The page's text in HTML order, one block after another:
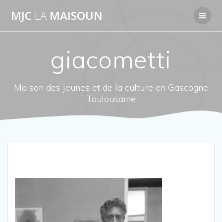
MJC LA MAISOUN
giacometti
Maison des jeunes et de la culture en Gascogne
Toulousaine